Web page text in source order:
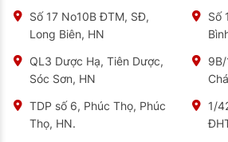
Hiện nay, không khó để chúng ta có
ắc quy ô tô. Nhưng việc tìm được
có được sản phẩm chất lượng là rất
Để đáp ứng được nhu cầu đó, NAT
cấp cho các bạn các mẫu sản phẩm
đảm bảo chất lượng và giá cả cạnh
trường.
Tại đây, chúng tôi cam kết sản
Số 17 No10B ĐTM, SĐ,
Long Biên, HN
QL3 Dược Hạ, Tiên Dược,
Sóc Sơn, HN
TDP số 6, Phúc Thọ, Phúc
Thọ, HN.
Số
1/